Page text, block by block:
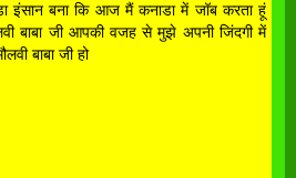
बना कि आज मैं कनाडा में जॉब करता हूं
बाबा जी आपकी वजह से मुझे अपनी जिंदगी में
बाबा जी हो